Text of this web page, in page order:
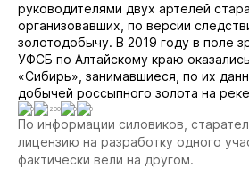
руководителями двух артелей
организовавших, по версии
золотодобычу. В 2019 году в поле
УФСБ по Алтайскому краю
«Сибирь», занимавшиеся, по их
добычей россыпного золота на
0 1200 0 0
По информации силовиков,
лицензию на разработку одного
фактически вели на другом.